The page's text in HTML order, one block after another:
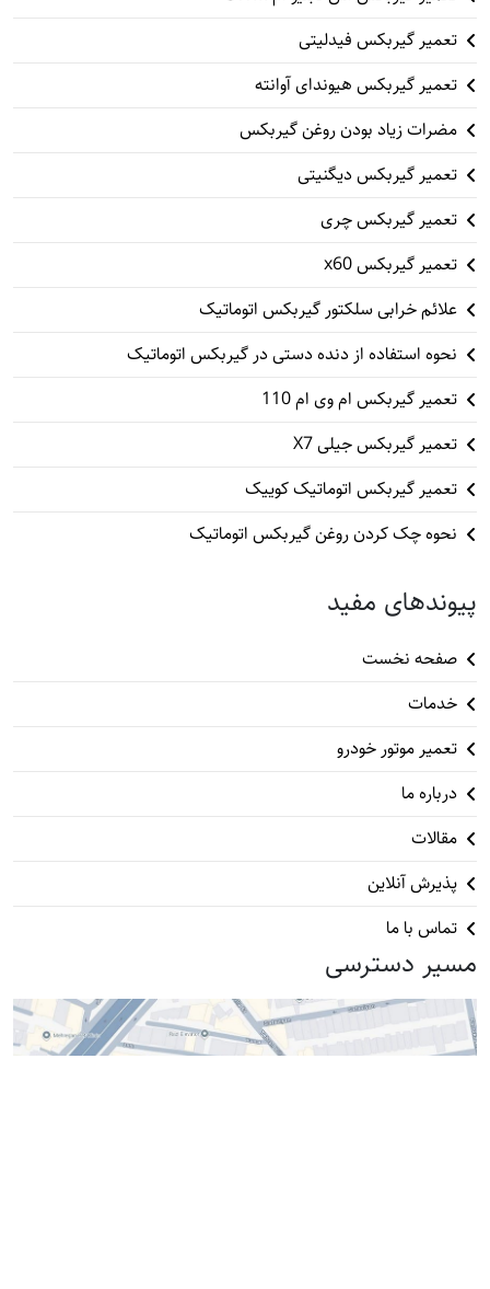
تعمیر گیربکس فیدلیتی
تعمیر گیربکس هیوندای آوانته
مضرات زیاد بودن روغن گیربکس
تعمیر گیربکس دیگنیتی
تعمیر گیربکس چری
تعمیر گیربکس x60
علائم خرابی سلکتور گیربکس اتوماتیک
نحوه استفاده از دنده دستی در گیربکس اتوماتیک
تعمیر گیربکس ام وی ام 110
تعمیر گیربکس جیلی X7
تعمیر گیربکس اتوماتیک کوییک
نحوه چک کردن روغن گیربکس اتوماتیک
پیوندهای مفید
صفحه نخست
خدمات
تعمیر موتور خودرو
درباره ما
مقالات
پذیرش آنلاین
تماس با ما
مسیر دسترسی